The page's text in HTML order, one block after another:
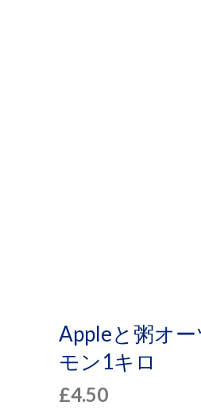
Appleと粥オー
モン1キロ
£4.50